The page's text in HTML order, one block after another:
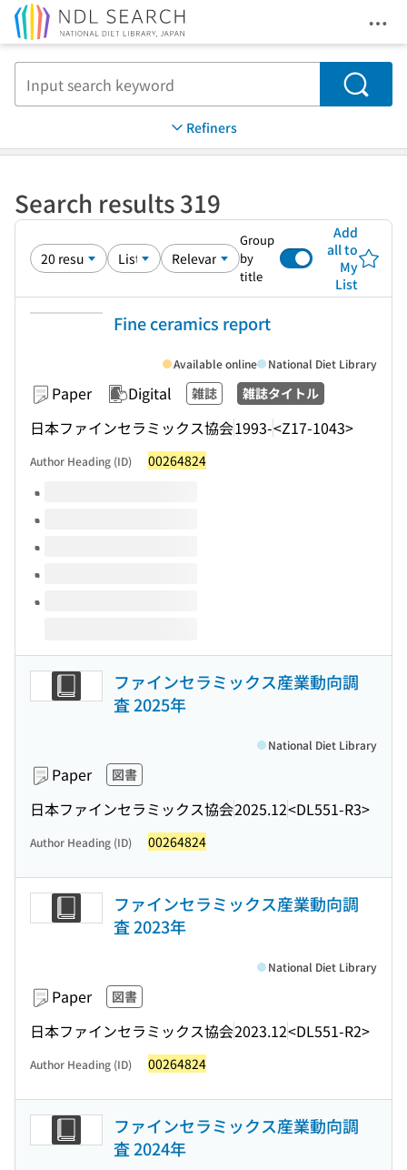
Search
Refiners
Search results 319
Group
by
title
Add
all to
My
List
Fine ceramics report
Paper Digital 雑誌 雑誌タイトル
日本ファインセラミックス協会1993-<Z17-1043>
Available online National Diet Library
Author Heading (ID) 00264824
Volumes of this title
ファインセラミックス産業動向調
査 2025年
Paper 図書
日本ファインセラミックス協会2025.12<DL551-R3>
National Diet Library
Author Heading (ID) 00264824
ファインセラミックス産業動向調
査 2023年
Paper 図書
日本ファインセラミックス協会2023.12<DL551-R2>
National Diet Library
Author Heading (ID) 00264824
ファインセラミックス産業動向調
査 2024年